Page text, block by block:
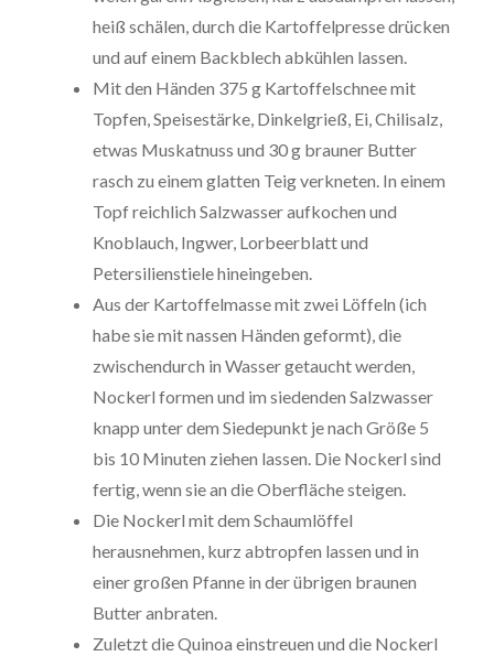
heiß schälen, durch die Kartoffelpresse drücken
und auf einem Backblech abkühlen lassen.
Mit den Händen 375 g Kartoffelschnee mit
Topfen, Speisestärke, Dinkelgrieß, Ei, Chilisalz,
etwas Muskatnuss und 30 g brauner Butter
rasch zu einem glatten Teig verkneten. In einem
Topf reichlich Salzwasser aufkochen und
Knoblauch, Ingwer, Lorbeerblatt und
Petersilienstiele hineingeben.
Aus der Kartoffelmasse mit zwei Löffeln (ich
habe sie mit nassen Händen geformt), die
zwischendurch in Wasser getaucht werden,
Nockerl formen und im siedenden Salzwasser
knapp unter dem Siedepunkt je nach Größe 5
bis 10 Minuten ziehen lassen. Die Nockerl sind
fertig, wenn sie an die Oberfläche steigen.
Die Nockerl mit dem Schaumlöffel
herausnehmen, kurz abtropfen lassen und in
einer großen Pfanne in der übrigen braunen
Butter anbraten.
Zuletzt die Quinoa einstreuen und die Nockerl